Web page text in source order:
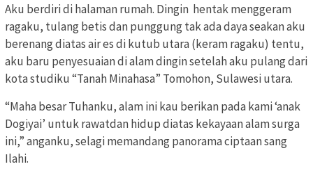
Aku berdiri di halaman rumah. Dingin hentak menggeram
ragaku, tulang betis dan punggung tak ada daya seakan aku
berenang diatas air es di kutub utara (keram ragaku) tentu,
aku baru penyesuaian di alam dingin setelah aku pulang dari
kota studiku “Tanah Minahasa” Tomohon, Sulawesi utara.
“Maha besar Tuhanku, alam ini kau berikan pada kami ‘anak
Dogiyai’ untuk rawatdan hidup diatas kekayaan alam surga
ini,” anganku, selagi memandang panorama ciptaan sang
Ilahi.